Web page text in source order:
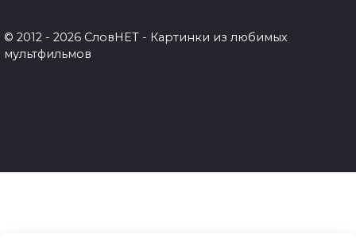
© 2012 - 2026 СловНЕТ - Картинки из любимых
мультфильмов